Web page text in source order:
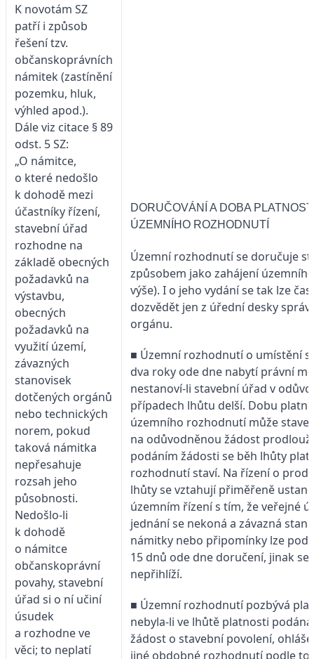
K novotám SZ
patří i způsob
řešení tzv.
občanskoprávních
námitek (zastínění
pozemku, hluk,
výhled apod.).
Dále viz citace § 89
odst. 5 SZ:
„O námitce,
o které nedošlo
k dohodě mezi
účastníky řízení,
stavební úřad
rozhodne na
základě obecných
požadavků na
výstavbu,
obecných
požadavků na
využití území,
závazných
stanovisek
dotčených orgánů
nebo technických
norem, pokud
taková námitka
nepřesahuje
rozsah jeho
působnosti.
Nedošlo-li
k dohodě
o námitce
občanskoprávní
povahy, stavební
úřad si o ní učiní
úsudek
a rozhodne ve
věci; to neplatí
DORUČOVÁNÍ A DOBA
ÚZEMNÍHO ROZHODNUTÍ
Územní rozhodnutí se doručuje
způsobem jako zahájení
výše). I o jeho vydání se tak lze
dozvědět jen z úřední desky
orgánu.
■ Územní rozhodnutí o umístění
dva roky ode dne nabytí právní
nestanoví-li stavební úřad v
případech lhůtu delší. Dobu
územního rozhodnutí může
na odůvodněnou žádost
podáním žádosti se běh lhůty
rozhodnutí staví. Na řízení o
lhůty se vztahují přiměřeně
územním řízení s tím, že veřejné
jednání se nekoná a závazná
námitky nebo připomínky lze
15 dnů ode dne doručení, jinak se
nepřihlíží.
■ Územní rozhodnutí pozbývá
nebyla-li ve lhůtě platnosti
žádost o stavební povolení,
jiné obdobné rozhodnutí podle